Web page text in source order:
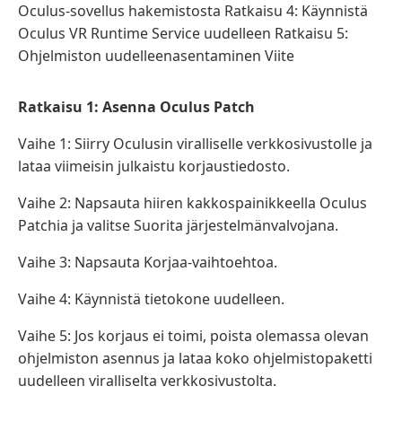
Oculus-sovellus hakemistosta Ratkaisu 4: Käynnistä
Oculus VR Runtime Service uudelleen Ratkaisu 5:
Ohjelmiston uudelleenasentaminen Viite
Ratkaisu 1: Asenna Oculus Patch
Vaihe 1: Siirry Oculusin viralliselle verkkosivustolle ja
lataa viimeisin julkaistu korjaustiedosto.
Vaihe 2: Napsauta hiiren kakkospainikkeella Oculus
Patchia ja valitse Suorita järjestelmänvalvojana.
Vaihe 3: Napsauta Korjaa-vaihtoehtoa.
Vaihe 4: Käynnistä tietokone uudelleen.
Vaihe 5: Jos korjaus ei toimi, poista olemassa olevan
ohjelmiston asennus ja lataa koko ohjelmistopaketti
uudelleen viralliselta verkkosivustolta.